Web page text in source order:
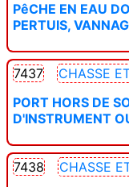
PêCHE EN EAU
PERTUIS,
7437
CHASSE
PORT HORS DE
D'INSTRUMENT
7438
CHASSE